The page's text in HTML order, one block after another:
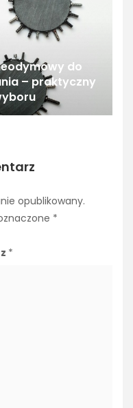
do
– praktyczny
opublikowany.
*
*